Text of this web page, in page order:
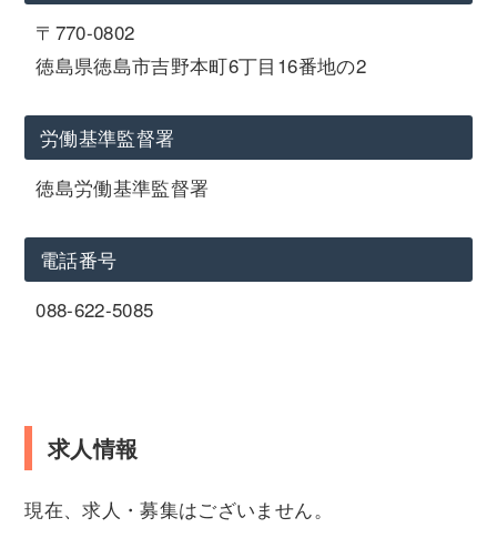
〒770-0802
徳島県徳島市吉野本町6丁目16番地の2
労働基準監督署
徳島労働基準監督署
電話番号
088-622-5085
求人情報
現在、求人・募集はございません。